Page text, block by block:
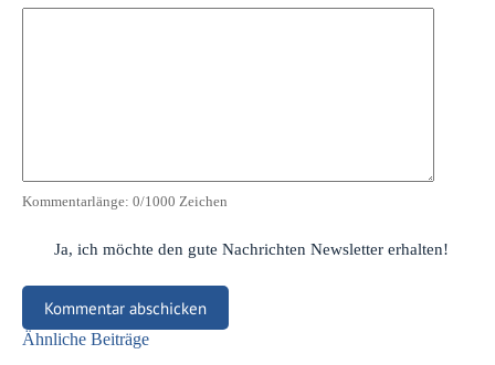
Kommentarlänge: 0/1000 Zeichen
Ja, ich möchte den gute Nachrichten Newsletter erhalten!
Kommentar abschicken
Ähnliche Beiträge